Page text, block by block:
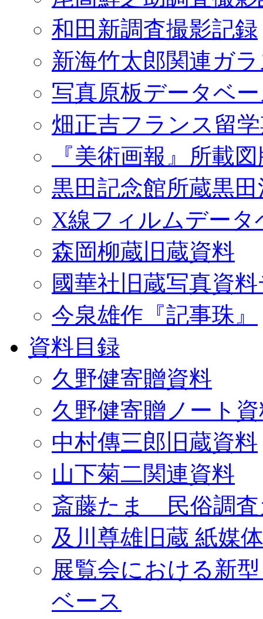
和田新調査撮影記録
新海竹太郎関連ガ
写真原板データベ
畑正吉フランス留
『美術画報』所載
黒田記念館所蔵黒
X線フィルムデータ
森岡柳蔵旧蔵資料
國華社旧蔵写真資
今泉雄作『記事珠』
資料目録
久野健寄贈資料
久野健寄贈ノート
中村傳三郎旧蔵資料
山下菊二関連資料
斎藤たま 民俗調査
及川尊雄旧蔵 紙媒
展覧会における新
ベース